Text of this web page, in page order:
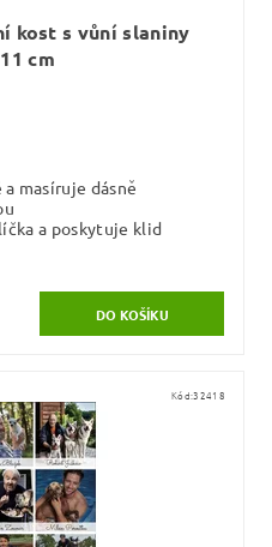
kost s vůní slaniny
cm
masíruje dásně
a poskytuje klid
Kód:32418